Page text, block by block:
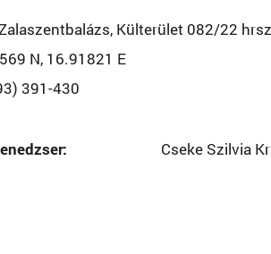
Külterület 082/22
N, 16.91821 E
391-430
Cseke Szilvia